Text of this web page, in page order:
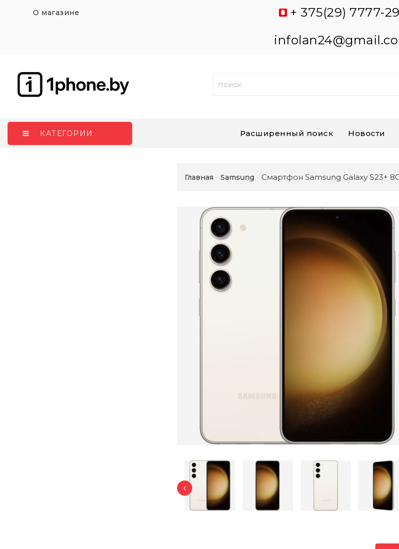
О магазине
+ 375(29) 7777-
КАТЕГОРИИ Расширенный поиск Новости
Главная Samsung Смартфон Samsung Galaxy S23+
‹